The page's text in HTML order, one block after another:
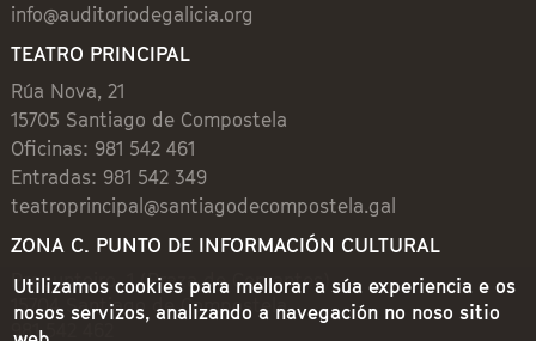
info@auditoriodegalicia.org
TEATRO PRINCIPAL
Rúa Nova, 21
15705 Santiago de Compostela
Oficinas: 981 542 461
Entradas: 981 542 349
teatroprincipal@santiagodecompostela.gal
ZONA C. PUNTO DE INFORMACIÓN CULTURAL
Preguntoiro, 1 (Praza de Cervantes)
15704 Santiago de Compostela
981 542 462
Utilizamos cookies para mellorar a súa experiencia e os
nosos servizos, analizando a navegación no noso sitio